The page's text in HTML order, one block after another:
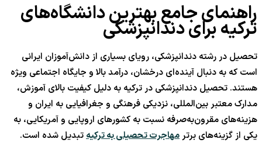
راهنمای جامع بهترین دانشگاه‌های
ترکیه برای دندانپزشکی
تحصیل در رشته دندانپزشکی، رویای بسیاری از دانش‌آموزان ایرانی
است که به دنبال آینده‌ای درخشان، درآمد بالا و جایگاه اجتماعی ویژه
هستند. تحصیل دندانپزشکی در ترکیه به دلیل کیفیت بالای آموزش،
مدارک معتبر بین‌المللی، نزدیکی فرهنگی و جغرافیایی به ایران و
هزینه‌های مقرون‌به‌صرفه نسبت به کشورهای اروپایی و آمریکایی، به
یکی از گزینه‌های برترمهاجرت تحصیلی به ترکیهتبدیل شده است.